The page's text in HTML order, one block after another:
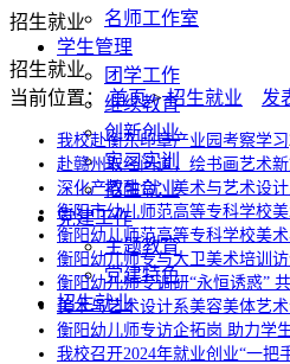
名师工作室
学生管理
团学工作
继续教育
创新创业
实习实训
招生就业
党建工作
主题教育
党建特色
招生就业
招生就业
招生就业
当前位置：首页>招生就业 发
我校赴衡东印章产业园考察学习
赴赣州取经问道，绘书画艺术
深化产教融合：美术与艺术设
衡阳市幼儿师范高等专科学校
衡阳幼儿师范高等专科学校美
衡阳幼儿师专与大卫美术培训
衡阳幼儿师专调研“永恒诱惑”
美术与艺术设计系美容美体艺
衡阳幼儿师专访企拓岗 助力学
我校召开2024年就业创业“一把